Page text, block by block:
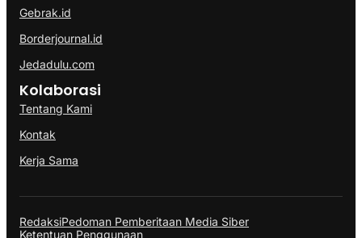
Gebrak.id
Borderjournal.id
Jedadulu.com
Kolaborasi
Tentang Kami
Kontak
Kerja Sama
RedaksiPedoman Pemberitaan Media Siber
Ketentuan Penggunaan